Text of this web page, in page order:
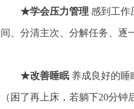
★学会压力管理 感到工作
间、分清主次、分解任务、逐
★改善睡眠 养成良好的睡
（困了再上床，若躺下20分